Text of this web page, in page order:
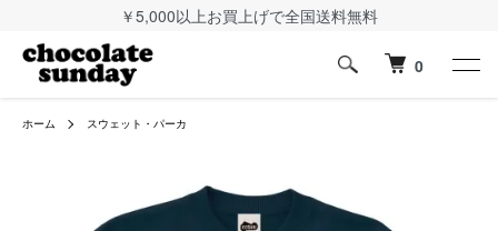
￥5,000以上お買上げで全国送料無料
0
ホーム スウェット・パーカ